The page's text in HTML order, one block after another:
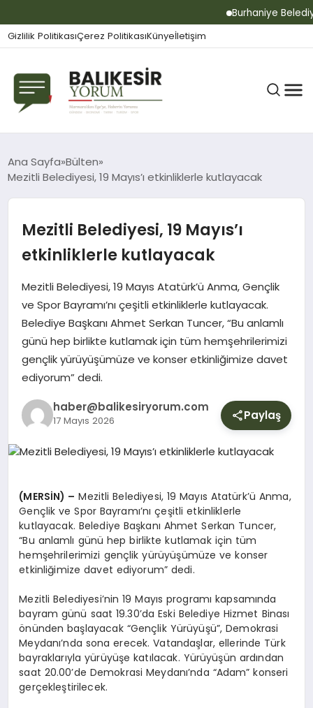
Burhaniye
Gizlilik PolitikasıÇerez PolitikasıKünyeİletişim
BALIKESIR
BÜLTEN
YURT
DIŞ
Ana Sayfa Bülten
Mezitli Belediyesi, 19 Mayıs’ı etkinliklerle kutlayacak
Mezitli Belediyesi, 19 Mayıs’ı
etkinliklerle kutlayacak
Mezitli Belediyesi, 19 Mayıs Atatürk’ü Anma, Gençlik
ve Spor Bayramı’nı çeşitli etkinliklerle kutlayacak.
Belediye Başkanı Ahmet Serkan Tuncer, “Bu anlamlı
günü hep birlikte kutlamak için tüm hemşehrilerimizi
gençlik yürüyüşümüze ve konser etkinliğimize davet
ediyorum” dedi.
haber@balikesiryorum.com
17 Mayıs 2026 Paylaş
(MERSİN) – Mezitli Belediyesi, 19 Mayıs Atatürk’ü Anma,
Gençlik ve Spor Bayramı’nı çeşitli etkinliklerle
kutlayacak. Belediye Başkanı Ahmet Serkan Tuncer,
“Bu anlamlı günü hep birlikte kutlamak için tüm
hemşehrilerimizi gençlik yürüyüşümüze ve konser
etkinliğimize davet ediyorum” dedi.
Mezitli Belediyesi’nin 19 Mayıs programı kapsamında
bayram günü saat 19.30’da Eski Belediye Hizmet Binası
önünden başlayacak “Gençlik Yürüyüşü”, Demokrasi
Meydanı’nda sona erecek. Vatandaşlar, ellerinde Türk
bayraklarıyla yürüyüşe katılacak. Yürüyüşün ardından
saat 20.00’de Demokrasi Meydanı’nda “Adam” konseri
gerçekleştirilecek.